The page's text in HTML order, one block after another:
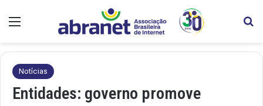
Notícias
Entidades: governo promove